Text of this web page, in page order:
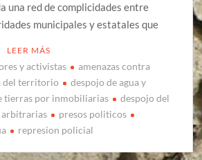
una red de complicidades entre
municipales y estatales que
LEER MÁS
y activistas
amenazas contra
del territorio
despojo de agua y
tierras por inmobiliarias
despojo del
arbitrarias
presos politicos
represion policial